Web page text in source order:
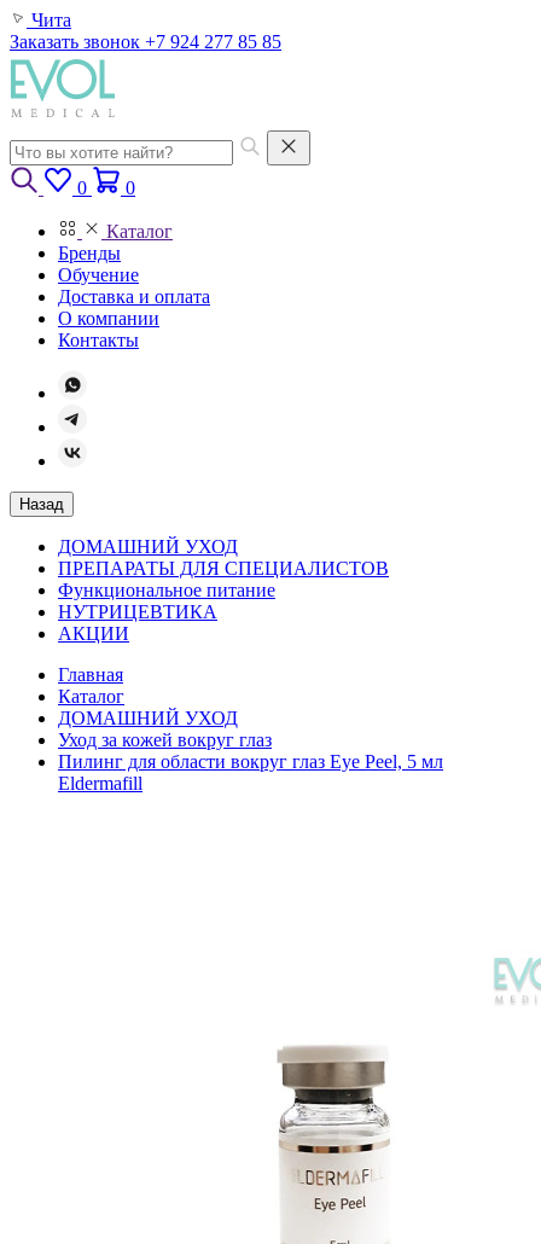
Чита
Заказать звонок +7 924 277 85 85
0 0
Каталог
Бренды
Обучение
Доставка и оплата
О компании
Контакты
Назад
ДОМАШНИЙ УХОД
ПРЕПАРАТЫ ДЛЯ СПЕЦИАЛИСТОВ
Функциональное питание
НУТРИЦЕВТИКА
АКЦИИ
Главная
Каталог
ДОМАШНИЙ УХОД
Уход за кожей вокруг глаз
Пилинг для области вокруг глаз Eye Peel, 5 мл
Eldermafill